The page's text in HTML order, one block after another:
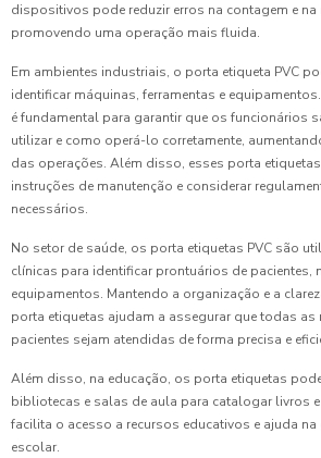
dispositivos pode reduzir erros na contagem e
promovendo uma operação mais fluida.
Em ambientes industriais, o porta etiqueta PVC
identificar máquinas, ferramentas e
é fundamental para garantir que os funcionários
utilizar e como operá-lo corretamente,
das operações. Além disso, esses porta
instruções de manutenção e considerar
necessários.
No setor de saúde, os porta etiquetas PVC são
clínicas para identificar prontuários de pacientes,
equipamentos. Mantendo a organização e a
porta etiquetas ajudam a assegurar que todas as
pacientes sejam atendidas de forma precisa e
Além disso, na educação, os porta etiquetas
bibliotecas e salas de aula para catalogar livros
facilita o acesso a recursos educativos e ajuda
escolar.